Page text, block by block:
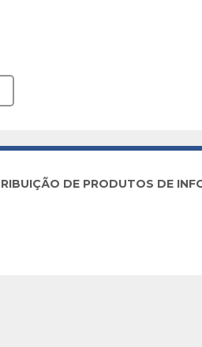
DE PRODUTOS DE